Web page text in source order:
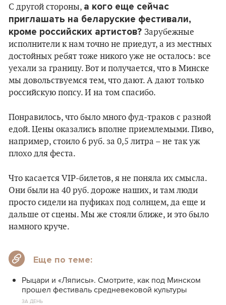
С другой стороны, а кого еще сейчас
приглашать на беларуские фестивали,
кроме российских артистов? Зарубежные
исполнители к нам точно не приедут, а из местных
достойных ребят тоже никого уже не осталось: все
уехали за границу. Вот и получается, что в Минске
мы довольствуемся тем, что дают. А дают только
российскую попсу. И на том спасибо.
Понравилось, что было много фуд-траков с разной
едой. Цены оказались вполне приемлемыми. Пиво,
например, стоило 6 руб. за 0,5 литра – не так уж
плохо для феста.
Что касается VIP-билетов, я не поняла их смысла.
Они были на 40 руб. дороже наших, и там люди
просто сидели на пуфиках под солнцем, да еще и
дальше от сцены. Мы же стояли ближе, и это было
намного круче.
Еще по теме:
Рыцари и «Ляписы». Смотрите, как под Минском
прошел фестиваль средневековой культуры
ЗА ДЕНЬ